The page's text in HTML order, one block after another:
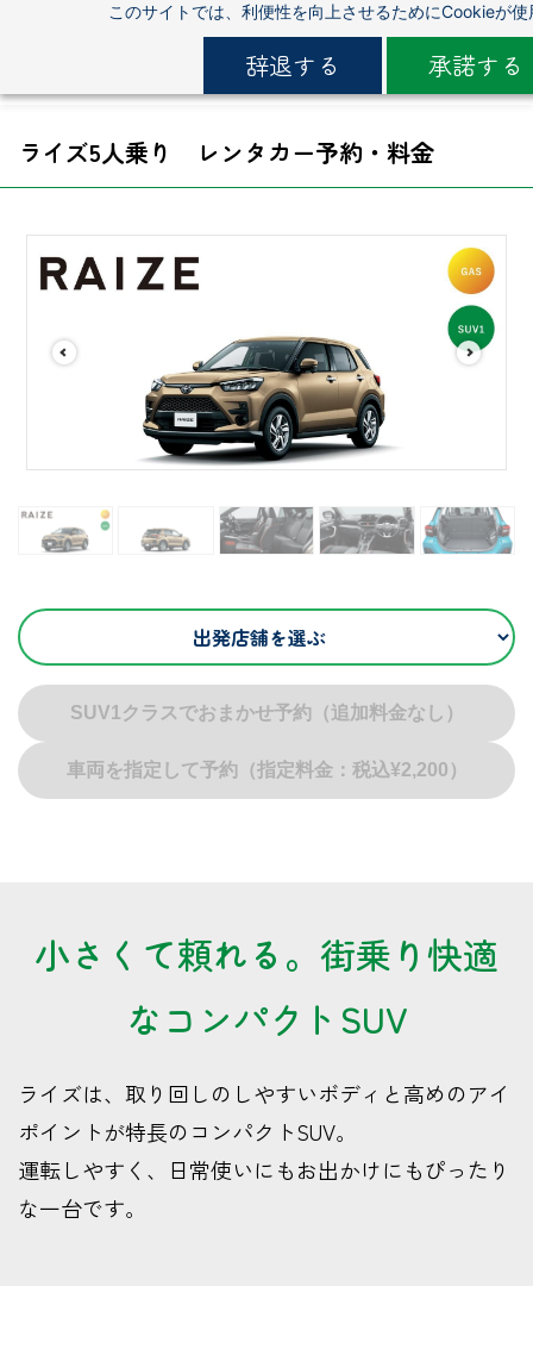
このサイトでは、利便性を向上させるためにCookieが
辞退する 承諾する
main
ライズ5人乗り レンタカー予約・料金
SUV1クラスでおまかせ予約（追加料金なし）
車両を指定して予約（指定料金：税込¥2,200）
小さくて頼れる。街乗り快適
なコンパクトSUV
ライズは、取り回しのしやすいボディと高めのアイ
ポイントが特長のコンパクトSUV。
運転しやすく、日常使いにもお出かけにもぴったり
な一台です。